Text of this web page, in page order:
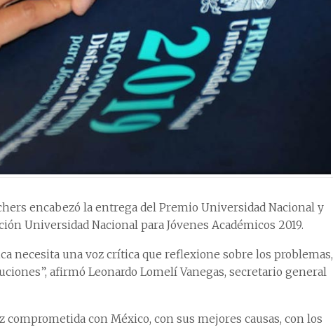
encabezó la entrega del Premio Universidad Nacional y
Universidad Nacional para Jóvenes Académicos 2019.
necesita una voz crítica que reflexione sobre los problemas,
afirmó Leonardo Lomelí Vanegas, secretario general
comprometida con México, con sus mejores causas, con los